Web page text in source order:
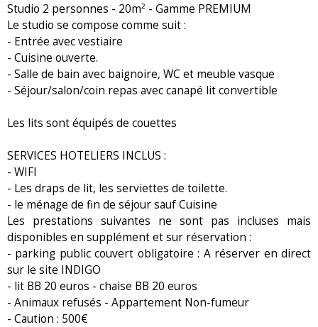
Studio 2 personnes - 20m² - Gamme PREMIUM
Le studio se compose comme suit :
- Entrée avec vestiaire
- Cuisine ouverte.
- Salle de bain avec baignoire, WC et meuble vasque
- Séjour/salon/coin repas avec canapé lit convertible
Les lits sont équipés de couettes
SERVICES HOTELIERS INCLUS :
- WIFI
- Les draps de lit, les serviettes de toilette.
- le ménage de fin de séjour sauf Cuisine
Les prestations suivantes ne sont pas incluses mais
disponibles en supplément et sur réservation :
- parking public couvert obligatoire : A réserver en direct
sur le site INDIGO
- lit BB 20 euros - chaise BB 20 euros
- Animaux refusés - Appartement Non-fumeur
- Caution : 500€